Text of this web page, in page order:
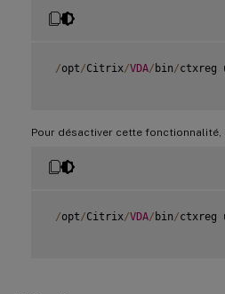
/opt/Citrix/VDA/ bin/ctxreg
Pour désactiver cette fonctionnalité,
/opt/Citrix/VDA/ bin/ctxreg